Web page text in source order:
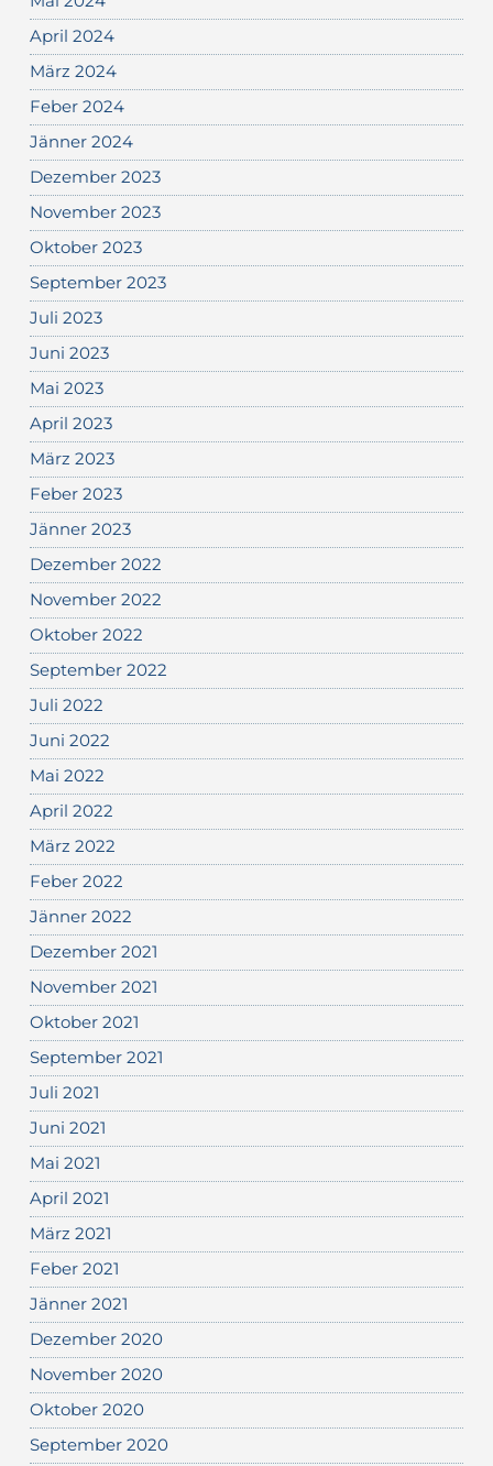
April 2024
März 2024
Feber 2024
Jänner 2024
Dezember 2023
November 2023
Oktober 2023
September 2023
Juli 2023
Juni 2023
Mai 2023
April 2023
März 2023
Feber 2023
Jänner 2023
Dezember 2022
November 2022
Oktober 2022
September 2022
Juli 2022
Juni 2022
Mai 2022
April 2022
März 2022
Feber 2022
Jänner 2022
Dezember 2021
November 2021
Oktober 2021
September 2021
Juli 2021
Juni 2021
Mai 2021
April 2021
März 2021
Feber 2021
Jänner 2021
Dezember 2020
November 2020
Oktober 2020
September 2020